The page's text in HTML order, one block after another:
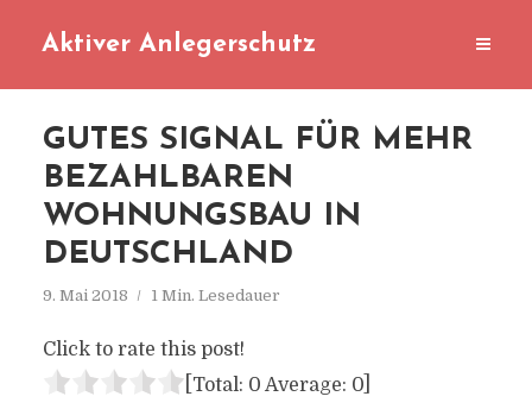
Aktiver Anlegerschutz
GUTES SIGNAL FÜR MEHR
BEZAHLBAREN
WOHNUNGSBAU IN
DEUTSCHLAND
9. Mai 2018 1 Min. Lesedauer
Click to rate this post!
[Total: 0 Average: 0]